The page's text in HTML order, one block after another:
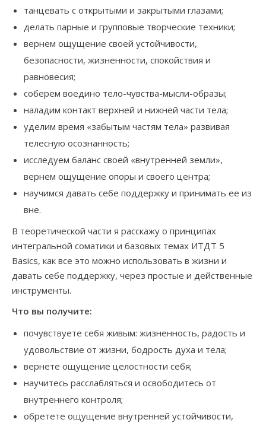
танцевать с открытыми и закрытыми глазами;
делать парные и групповые творческие техники;
вернем ощущение своей устойчивости,
безопасности, жизненности, спокойствия и
равновесия;
соберем воедино тело-чувства-мысли-образы;
наладим контакт верхней и нижней части тела;
уделим время «забытым частям тела» развивая
телесную осознанность;
исследуем баланс своей «внутренней земли»,
вернем ощущение опоры и своего центра;
научимся давать себе поддержку и принимать ее из
вне.
В теоретической части я расскажу о принципах
интегральной соматики и базовых темах ИТДТ 5
Basics, как все это можно использовать в жизни и
давать себе поддержку, через простые и действенные
инструменты.
Что вы получите:
почувствуете себя живым: жизненность, радость и
удовольствие от жизни, бодрость духа и тела;
вернете ощущение целостности себя;
научитесь расслабляться и освободитесь от
внутреннего контроля;
обретете ощущение внутренней устойчивости,